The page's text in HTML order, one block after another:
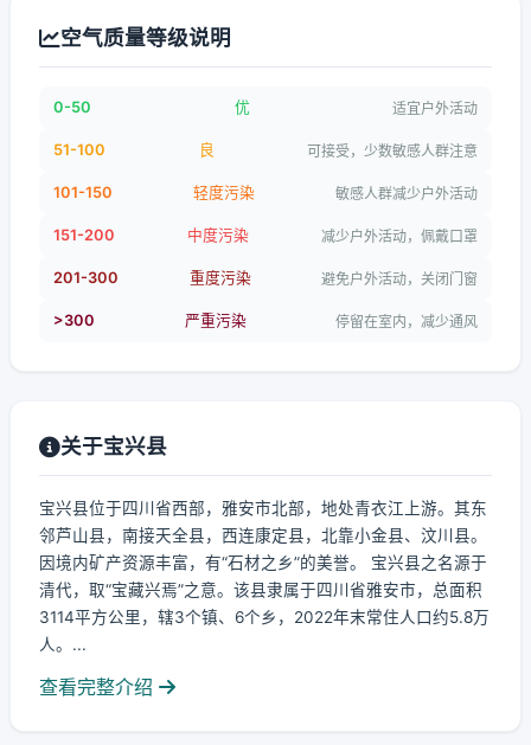
空气质量等级说明
0-50 优 适宜户外活动
51-100 良 可接受，少数敏感人群注意
101-150 轻度污染 敏感人群减少户外活动
151-200 中度污染 减少户外活动，佩戴口罩
201-300 重度污染 避免户外活动，关闭门窗
>300 严重污染 停留在室内，减少通风
关于宝兴县
宝兴县位于四川省西部，雅安市北部，地处青衣江上游。其东
邻芦山县，南接天全县，西连康定县，北靠小金县、汶川县。
因境内矿产资源丰富，有“石材之乡”的美誉。 宝兴县之名源于
清代，取“宝藏兴焉”之意。该县隶属于四川省雅安市，总面积
3114平方公里，辖3个镇、6个乡，2022年末常住人口约5.8万
人。...
查看完整介绍